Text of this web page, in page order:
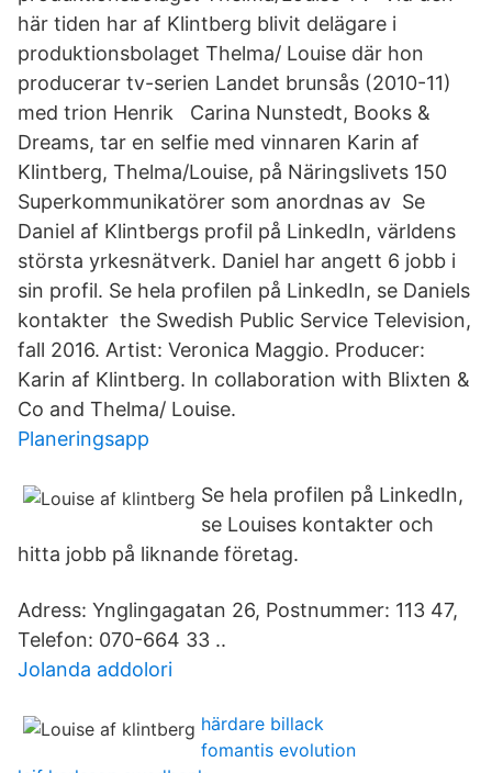
här tiden har af Klintberg blivit delägare i
produktionsbolaget Thelma/ Louise där hon
producerar tv-serien Landet brunsås (2010-11)
med trion Henrik Carina Nunstedt, Books &
Dreams, tar en selfie med vinnaren Karin af
Klintberg, Thelma/Louise, på Näringslivets 150
Superkommunikatörer som anordnas av Se
Daniel af Klintbergs profil på LinkedIn, världens
största yrkesnätverk. Daniel har angett 6 jobb i
sin profil. Se hela profilen på LinkedIn, se Daniels
kontakter the Swedish Public Service Television,
fall 2016. Artist: Veronica Maggio. Producer:
Karin af Klintberg. In collaboration with Blixten &
Co and Thelma/ Louise.
Planeringsapp
Se hela profilen på LinkedIn,
se Louises kontakter och
hitta jobb på liknande företag.
Adress: Ynglingagatan 26, Postnummer: 113 47,
Telefon: 070-664 33 ..
Jolanda addolori
härdare billack
fomantis evolution